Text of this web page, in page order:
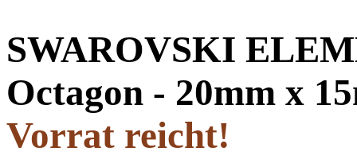
SWAROVSKI
Octagon - 20mm x
Vorrat reicht!